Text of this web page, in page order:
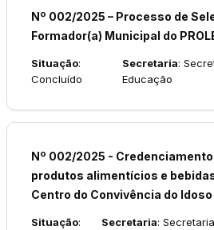
Nº 002/2025 – Processo de
Formador(a) Municipal do
Situação:
Concluído
Secretaria:
Educação
Nº 002/2025 -
produtos alimentícios e
Centro do Convivência do Idoso
Situação:
Secretaria: